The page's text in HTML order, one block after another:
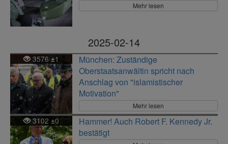
Mehr lesen
2025-02-14
3576±1
München: Zuständige
Oberstaatsanwältin spricht nach
Anschlag von "islamistischer
Motivation"
Mehr lesen
3102 ±0
Hammer! Auch Robert F. Kennedy Jr.
bestätigt